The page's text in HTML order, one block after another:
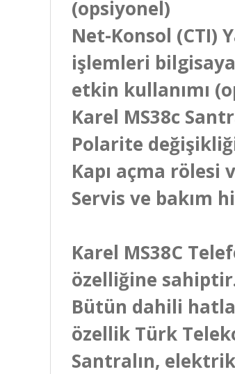
(opsiyonel)
Net-Konsol (CTI)
işlemleri
etkin kullanımı
Karel MS38c
Polarite
Kapı açma rölesi
Servis ve bakım
Karel MS38C
özelliğine
Bütün dahili
özellik Türk
Santralın,